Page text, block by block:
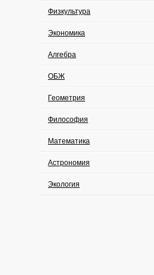
Физкультура
Экономика
Алгебра
ОБЖ
Геометрия
Философия
Математика
Астрономия
Экология